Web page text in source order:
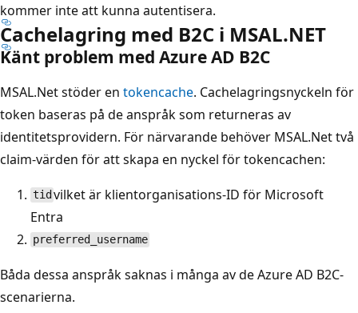
kommer inte att kunna autentisera.
Cachelagring med B2C i MSAL.NET
Känt problem med Azure AD B2C
MSAL.Net stöder en tokencache. Cachelagringsnyckeln för
token baseras på de anspråk som returneras av
identitetsprovidern. För närvarande behöver MSAL.Net två
claim-värden för att skapa en nyckel för tokencachen:
tid vilket är klientorganisations-ID för Microsoft
Entra
preferred_username
Båda dessa anspråk saknas i många av de Azure AD B2C-
scenarierna.